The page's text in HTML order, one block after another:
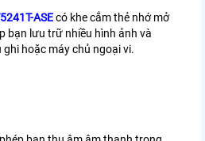
ASEcó khe cắm thẻ nhớ mở
bạn lưu trữ nhiều hình ảnh và
hoặc máy chủ ngoại vi.